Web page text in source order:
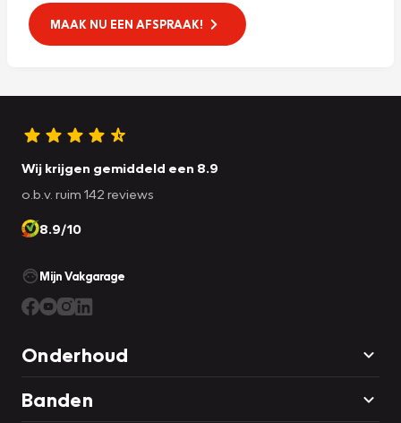
MAAK NU EEN AFSPRAAK!
Wij krijgen gemiddeld een 8.9
o.b.v. ruim 142 reviews
8.9/10
Mijn Vakgarage
Onderhoud
Banden